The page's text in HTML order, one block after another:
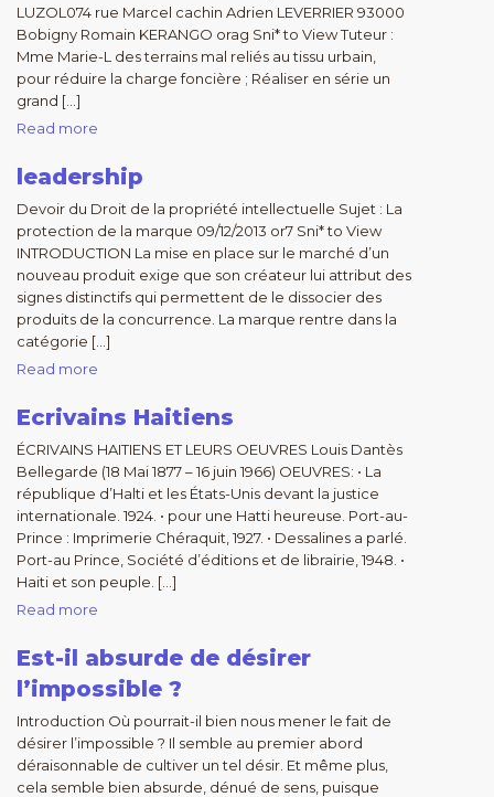
LUZOL074 rue Marcel cachin Adrien LEVERRIER 93000
Bobigny Romain KERANGO orag Sni* to View Tuteur :
Mme Marie-L des terrains mal reliés au tissu urbain,
pour réduire la charge foncière ; Réaliser en série un
grand […]
Read more
leadership
Devoir du Droit de la propriété intellectuelle Sujet : La
protection de la marque 09/12/2013 or7 Sni* to View
INTRODUCTION La mise en place sur le marché d’un
nouveau produit exige que son créateur lui attribut des
signes distinctifs qui permettent de le dissocier des
produits de la concurrence. La marque rentre dans la
catégorie […]
Read more
Ecrivains Haitiens
ÉCRIVAINS HAITIENS ET LEURS OEUVRES Louis Dantès
Bellegarde (18 Mai 1877 – 16 juin 1966) OEUVRES: • La
république d’Halti et les États-Unis devant la justice
internationale. 1924. • pour une Hatti heureuse. Port-au-
Prince : Imprimerie Chéraquit, 1927. • Dessalines a parlé.
Port-au Prince, Société d’éditions et de librairie, 1948. •
Haiti et son peuple. […]
Read more
Est-il absurde de désirer
l’impossible ?
Introduction Où pourrait-il bien nous mener le fait de
désirer l’impossible ? Il semble au premier abord
déraisonnable de cultiver un tel désir. Et même plus,
cela semble bien absurde, dénué de sens, puisque